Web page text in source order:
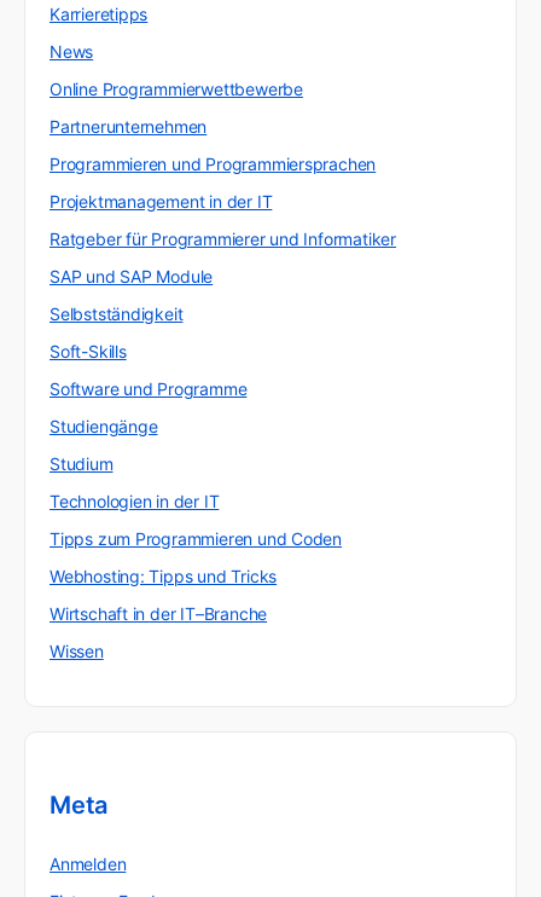
Karrieretipps
News
Online Programmierwettbewerbe
Partnerunternehmen
Programmieren und Programmiersprachen
Projektmanagement in der IT
Ratgeber für Programmierer und Informatiker
SAP und SAP Module
Selbstständigkeit
Soft-Skills
Software und Programme
Studiengänge
Studium
Technologien in der IT
Tipps zum Programmieren und Coden
Webhosting: Tipps und Tricks
Wirtschaft in der IT–Branche
Wissen
Meta
Anmelden